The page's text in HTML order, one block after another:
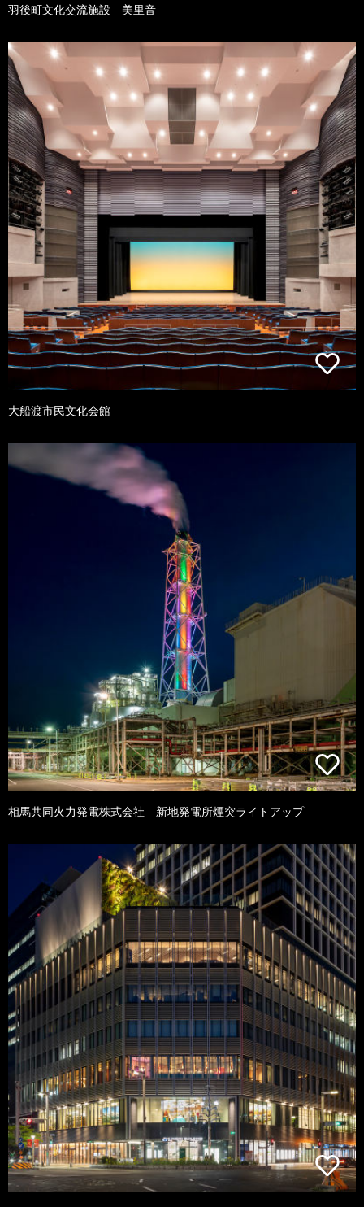
羽後町文化交流施設 美里音
大船渡市民文化会館
相馬共同火力発電株式会社 新地発電所煙突ライトアップ